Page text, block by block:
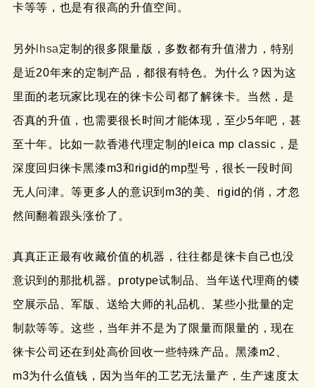
卡等等，也是有很高的升值空间。
另外 lhsa定制的很多限量版，多数都有升值潜力，特别
是近20年来的定制产品，都很有特色。为什么？因为这
里面的老玩家比现在的徕卡公司都了解徕卡。当然，是
否真的升值，也需要很长时间才能体现，至少5年吧，甚
至十年。比如一款香港代理定制的leica mp classic，是
深度回归徕卡黑漆m3和rigid的mp型号，很长一段时间
无人问津。等更多人的意识到m3的美、rigid的俏，才忽
然间翻着跟头涨价了。
真真正正最有收藏价值的机器，往往都是徕卡自己也没
意识到的那批机器。protype试制品、当年送代理商的镂
空展示品、军版、送给大师的礼品机、某些小批量的定
制款等等。这些，当年并不是为了限量而限量的，现在
徕卡公司还在到处高价回收一些特殊产品。黑漆m2、
m3为什么值钱，因为当年的工艺无法量产，生产速度太